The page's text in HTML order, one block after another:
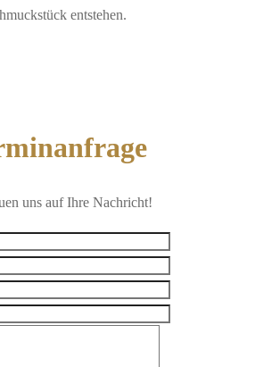
entstehen.
uns auf Ihre Nachricht!